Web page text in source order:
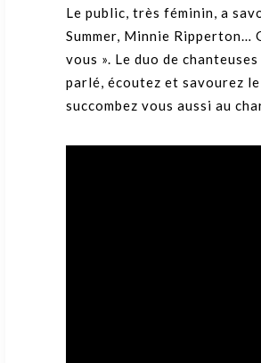
Le public, très féminin, a
Summer, Minnie Ripperton…
vous ». Le duo de
parlé, écoutez et savourez
succombez vous aussi au